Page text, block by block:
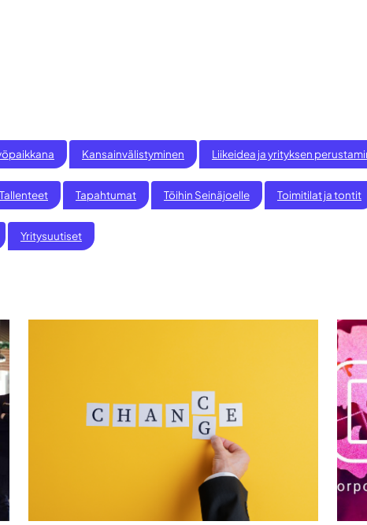
Kansainvälistyminen Liikeidea ja yrityksen
Tallenteet Tapahtumat Töihin Seinäjoelle Toimitilat ja tontit
Yritysuutiset